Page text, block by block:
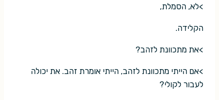
>לא, הסמלת,
הקלידה.
>את מתכוונת לזהב?
>אם הייתי מתכוונת לזהב, הייתי אומרת זהב. את יכולה
לעבור לקולי?